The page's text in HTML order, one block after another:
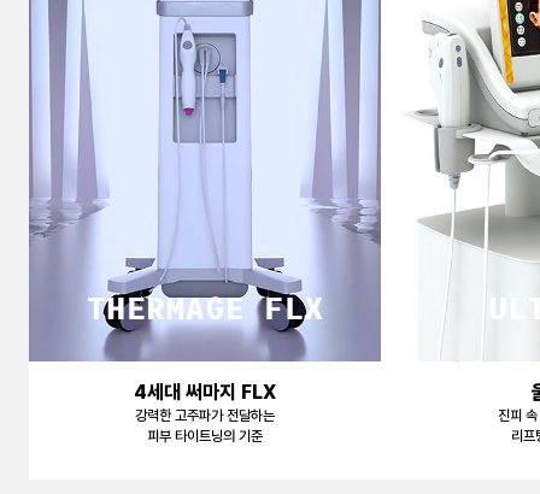
청주점
홍대점
4세대 써마지 FLX
강력한 고주파가 전달하는
피부 타이트닝의 기준
진피
리프